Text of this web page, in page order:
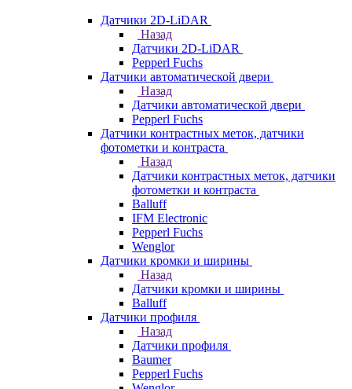
Датчики 2D-LiDAR
Назад
Датчики 2D-LiDAR
Pepperl Fuchs
Датчики автоматической двери
Назад
Датчики автоматической двери
Pepperl Fuchs
Датчики контрастных меток, датчики
фотометки и контраста
Назад
Датчики контрастных меток, датчики
фотометки и контраста
Balluff
IFM Electronic
Pepperl Fuchs
Wenglor
Датчики кромки и ширины
Назад
Датчики кромки и ширины
Balluff
Датчики профиля
Назад
Датчики профиля
Baumer
Pepperl Fuchs